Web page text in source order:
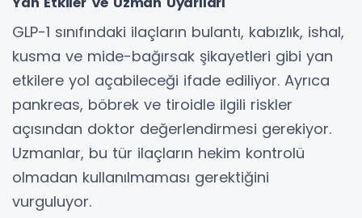
GLP-1 sınıfındaki ilaçların bulantı, kabızlık, ishal,
kusma ve mide-bağırsak şikayetleri gibi yan
etkilere yol açabileceği ifade ediliyor. Ayrıca
pankreas, böbrek ve tiroidle ilgili riskler
açısından doktor değerlendirmesi gerekiyor.
Uzmanlar, bu tür ilaçların hekim kontrolü
olmadan kullanılmaması gerektiğini
vurguluyor.